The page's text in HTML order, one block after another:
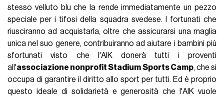
stesso velluto blu che la rende immediatamente un pezzo
speciale per i tifosi della squadra svedese. I fortunati che
riusciranno ad acquistarla, oltre che assicurarsi una maglia
unica nel suo genere, contribuiranno ad aiutare i bambini più
sfortunati visto che l'AIK donerà tutti i proventi
all'associazione nonprofit Stadium Sports Camp, che si
occupa di garantire il diritto allo sport per tutti. Ed è proprio
questo ideale di solidarietà e generosità che l'AIK vuole